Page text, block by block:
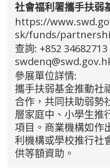
社會福利署攜手扶弱
https://
sk/funds/
查詢: +852
參展單位詳情:
攜手扶弱基金推動社
合作，共同扶助弱勢
層家庭中、小學生推
項目。商業機構如作
利機構或學校推行社
供等額資助。